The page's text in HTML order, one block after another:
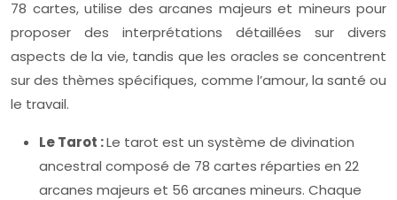
78 cartes, utilise des arcanes majeurs et mineurs pour
proposer des interprétations détaillées sur divers
aspects de la vie, tandis que les oracles se concentrent
sur des thèmes spécifiques, comme l’amour, la santé ou
le travail.
Le Tarot :Le tarot est un système de divination
ancestral composé de 78 cartes réparties en 22
arcanes majeurs et 56 arcanes mineurs. Chaque